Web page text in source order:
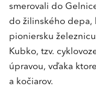
smerovali do
do žilinského depa,
pioniersku
Kubko, tzv.
úpravou, vďaka
a kočiarov.